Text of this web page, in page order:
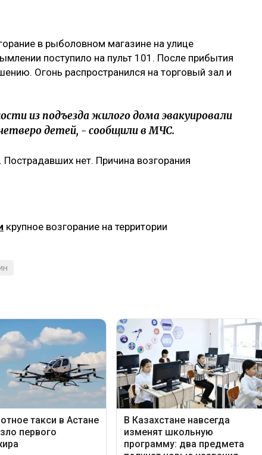
в рыболовном магазине на улице
поступило на пульт 101. После прибытия
Огонь распространился на торговый зал и
из подъезда жилого дома эвакуировали
детей, - сообщили в МЧС.
нет. Причина возгорания
крупное возгорание на территории